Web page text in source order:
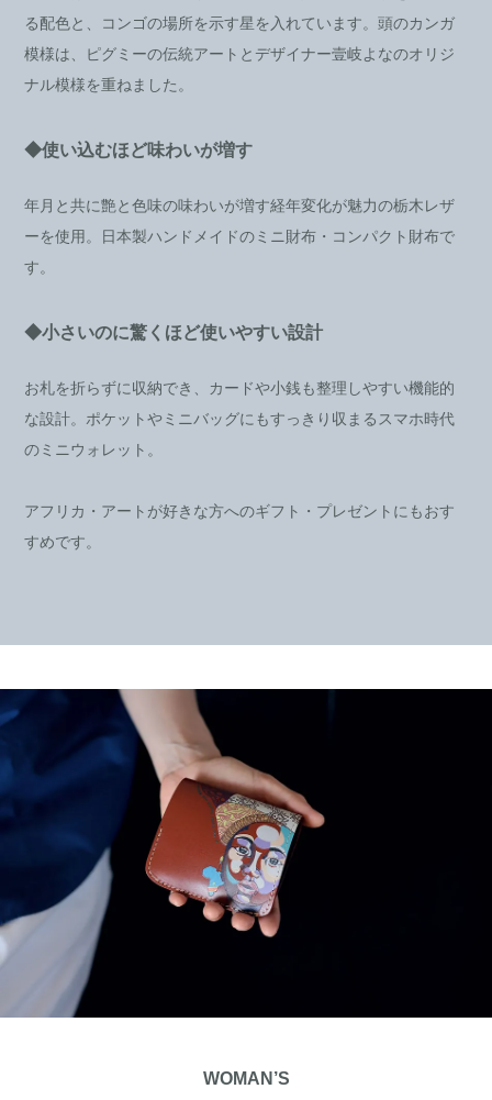
る配色と、コンゴの場所を示す星を入れています。頭のカンガ
模様は、ピグミーの伝統アートとデザイナー壹岐よなのオリジ
ナル模様を重ねました。
◆使い込むほど味わいが増す
年月と共に艶と色味の味わいが増す経年変化が魅力の栃木レザ
ーを使用。日本製ハンドメイドのミニ財布・コンパクト財布で
す。
◆小さいのに驚くほど使いやすい設計
お札を折らずに収納でき、カードや小銭も整理しやすい機能的
な設計。ポケットやミニバッグにもすっきり収まるスマホ時代
のミニウォレット。
アフリカ・アートが好きな方へのギフト・プレゼントにもおす
すめです。
WOMAN’S